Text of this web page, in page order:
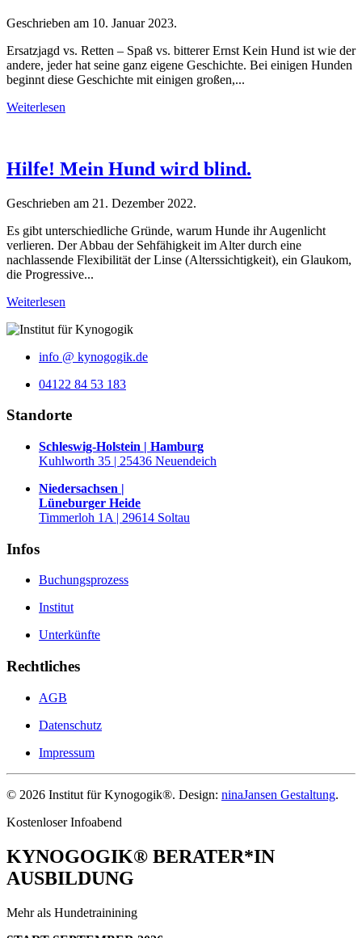
Geschrieben am 10. Januar 2023.
Ersatzjagd vs. Retten – Spaß vs. bitterer Ernst Kein Hund ist wie der
andere, jeder hat seine ganz eigene Geschichte. Bei einigen Hunden
beginnt diese Geschichte mit einigen großen,...
Weiterlesen
Hilfe! Mein Hund wird blind.
Geschrieben am 21. Dezember 2022.
Es gibt unterschiedliche Gründe, warum Hunde ihr Augenlicht
verlieren. Der Abbau der Sehfähigkeit im Alter durch eine
nachlassende Flexibilität der Linse (Alterssichtigkeit), ein Glaukom,
die Progressive...
Weiterlesen
info @ kynogogik.de
04122 84 53 183
Standorte
Schleswig-Holstein | Hamburg
Kuhlworth 35 | 25436 Neuendeich
Niedersachsen |
Lüneburger Heide
Timmerloh 1A | 29614 Soltau
Infos
Buchungsprozess
Institut
Unterkünfte
Rechtliches
AGB
Datenschutz
Impressum
© 2026 Institut für Kynogogik®. Design: ninaJansen Gestaltung.
Kostenloser Infoabend
KYNOGOGIK® BERATER*IN
AUSBILDUNG
Mehr als Hundetrainining